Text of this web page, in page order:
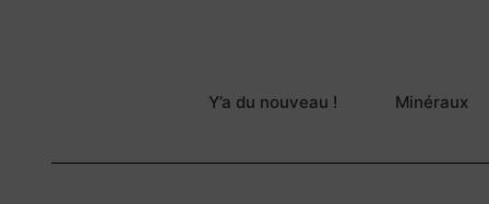
Y’a du nouveau ! Minéraux